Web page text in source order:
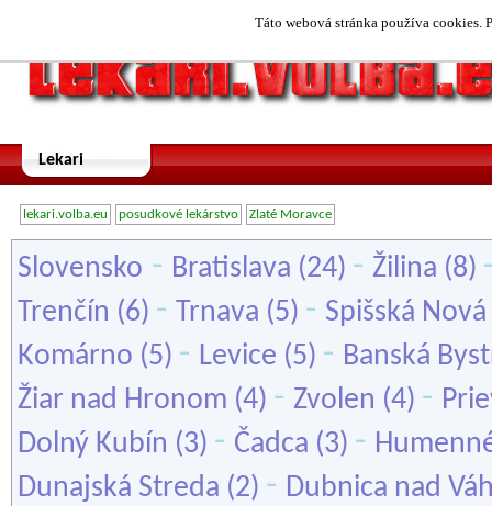
Táto webová stránka používa cookies.
Lekari
lekari.volba.eu posudkové lekárstvo Zlaté Moravce
Slovensko - Bratislava (24) - Žilina (8)
Trenčín (6) - Trnava (5) - Spišská Nová
Komárno (5) - Levice (5) - Banská
Žiar nad Hronom (4) - Zvolen (4) -
Dolný Kubín (3) - Čadca (3) -
Dunajská Streda (2) - Dubnica nad